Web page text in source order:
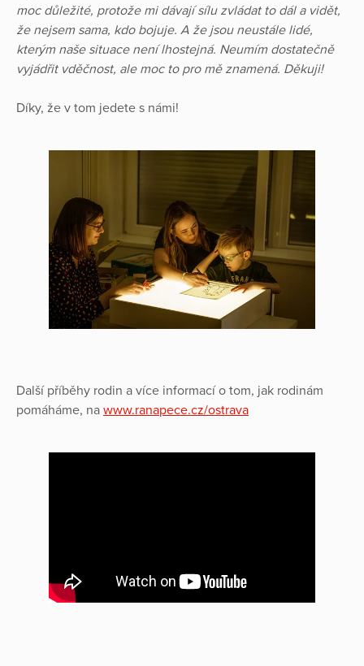
moc důležité, protože mi dávají sílu zvládat to dál a vidět,
že nejsem sama, kdo bojuje. A že jsou neustále lidé,
kterým naše situace není lhostejná. Neumím dostatečně
vyjádřit vděčnost, ale moc to pro mě znamená. Děkuji!
Díky, že v tom jedete s námi!
Další příběhy rodin a více informací o tom, jak rodinám
pomáháme, na www.ranapece.cz/ostrava